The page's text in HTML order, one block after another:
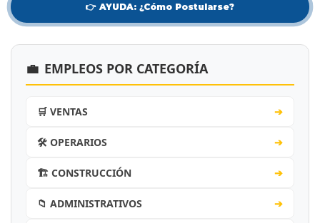
👉 AYUDA: ¿Cómo Postularse?
💼 EMPLEOS POR CATEGORÍA
🛒 VENTAS ➔
🛠️ OPERARIOS ➔
🏗️ CONSTRUCCIÓN ➔
📁 ADMINISTRATIVOS ➔